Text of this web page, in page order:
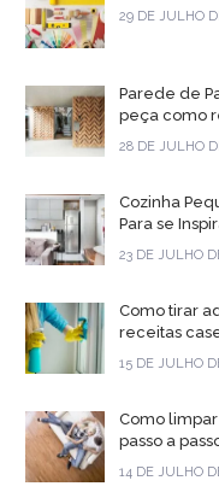
29 DE JULHO
Parede de
peça como
28 DE JULHO
Cozinha
Para se
23 DE JULHO
Como tirar
receitas
15 DE JULHO
Como
passo a
14 DE JULHO